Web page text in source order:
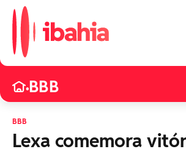
•BBB
BBB
Lexa comemora